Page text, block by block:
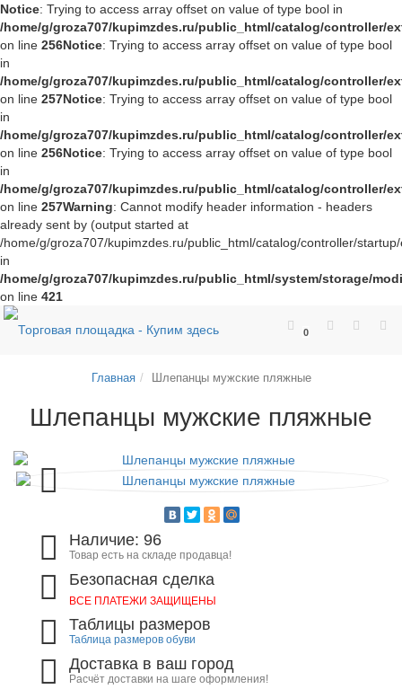
Notice: Trying to access array offset on value of type bool in
/home/g/groza707/kupimzdes.ru/public_html/catalog/controller/
on line 256Notice: Trying to access array offset on value of type bool
in
/home/g/groza707/kupimzdes.ru/public_html/catalog/controller/
on line 257Notice: Trying to access array offset on value of type bool
in
/home/g/groza707/kupimzdes.ru/public_html/catalog/controller/
on line 256Notice: Trying to access array offset on value of type bool
in
/home/g/groza707/kupimzdes.ru/public_html/catalog/controller/
on line 257Warning: Cannot modify header information - headers
already sent by (output started at
/home/g/groza707/kupimzdes.ru/public_html/catalog/controller/
in
/home/g/groza707/kupimzdes.ru/public_html/system/storage/
on line 421
0
Главная Шлепанцы мужские пляжные
Шлепанцы мужские пляжные
Наличие: 96
Товар есть на складе продавца!
Безопасная сделка
ВСЕ ПЛАТЕЖИ ЗАЩИЩЕНЫ
Таблицы размеров
Таблица размеров обуви
Доставка в ваш город
Расчёт доставки на шаге оформления!